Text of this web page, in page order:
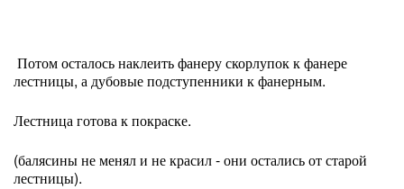
Потом осталось наклеить фанеру скорлупок к фанере
лестницы, а дубовые подступенники к фанерным.
Лестница готова к покраске.
(балясины не менял и не красил - они остались от старой
лестницы).